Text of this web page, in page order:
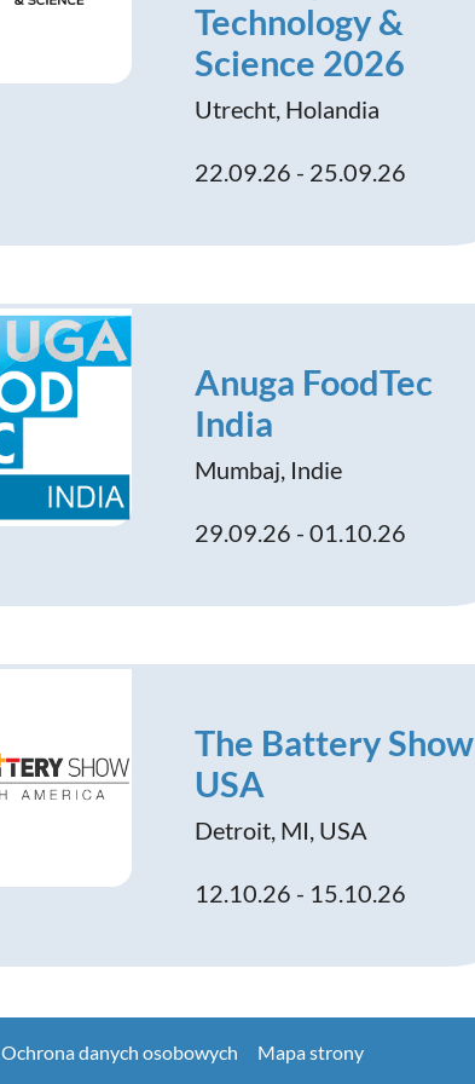
Technology &
Science 2026
Utrecht, Holandia
22.09.26 - 25.09.26
Anuga FoodTec
India
Mumbaj, Indie
29.09.26 - 01.10.26
The Battery Show
USA
Detroit, MI, USA
12.10.26 - 15.10.26
Ochrona danych osobowych Mapa strony